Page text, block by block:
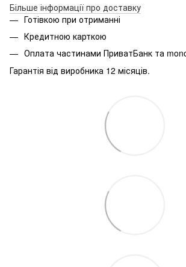
Більше інформації про доставку
Готівкою при отриманні
Кредитною карткою
Оплата частинами ПриватБанк та
Гарантія від виробника 12 місяців.